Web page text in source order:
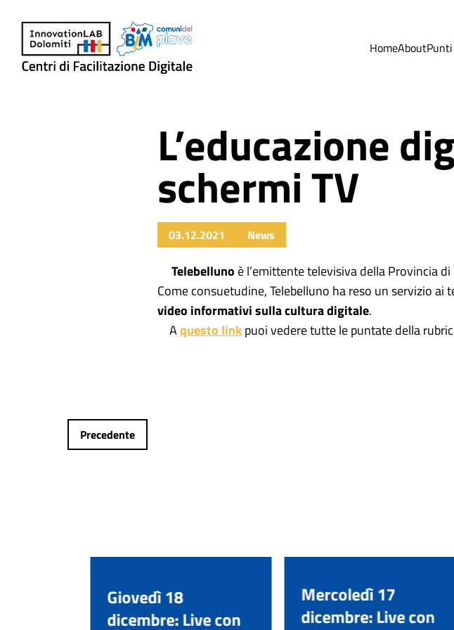
HomeAbout
L’educazione
schermi TV
03.12.2021 News
Telebelluno è l’emittente televisiva della Provincia
Come consuetudine, Telebelluno ha reso un servizio
video informativi sulla cultura digitale.
Aquesto linkpuoi vedere tutte le puntate della
Precedente
Giovedì 18
dicembre: Live con
Mercoledì 17
dicembre: Live con